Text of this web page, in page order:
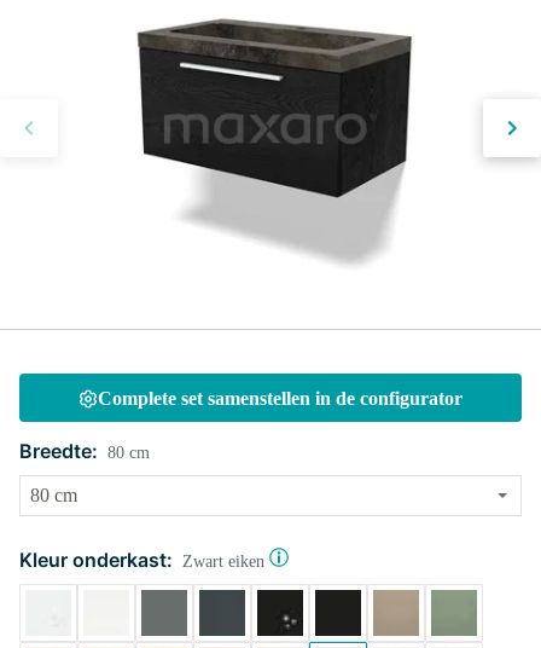
Complete set samenstellen in de configurator
Breedte: 80 cm
Kleur onderkast: Zwart eiken